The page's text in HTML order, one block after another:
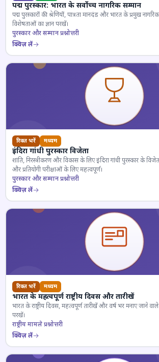
पद्म पुरस्कार: भारत के सर्वोच्च नागरिक सम्मान
पद्म पुरस्कारों की श्रेणियों, पात्रता मानदंड और भारत के प्रमुख
विशेषताओं का ज्ञान परखें।
पुरस्कार और सम्मान प्रश्नोत्तरी
क्विज़ लें
रिक्त भरें मध्यम
इंदिरा गांधी पुरस्कार विजेता
शांति, निरस्त्रीकरण और विकास के लिए इंदिरा गांधी पुरस्कार के
और प्रतियोगी परीक्षाओं के लिए महत्वपूर्ण।
पुरस्कार और सम्मान प्रश्नोत्तरी
क्विज़ लें
रिक्त भरें मध्यम
भारत के महत्वपूर्ण राष्ट्रीय दिवस और तारीखें
भारत के राष्ट्रीय दिवस, महत्वपूर्ण तारीखें और वर्ष भर मनाए जाने
परखें।
राष्ट्रीय मामले प्रश्नोत्तरी
क्विज़ लें